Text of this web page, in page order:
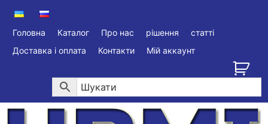
Головна Каталог Про нас рішення
статті
Доставка і оплата
Контакти Мій аккаунт